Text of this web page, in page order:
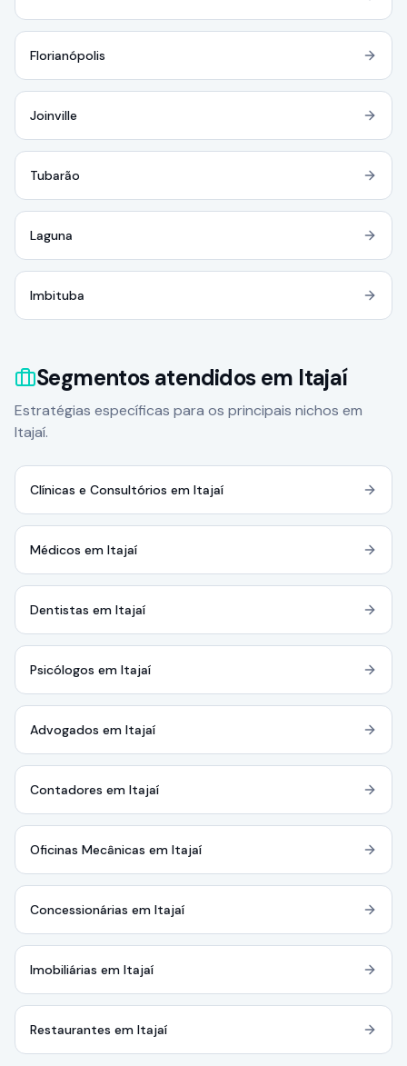
Florianópolis
Joinville
Tubarão
Laguna
Imbituba
Segmentos atendidos em Itajaí
Estratégias específicas para os principais nichos em
Itajaí.
Clínicas e Consultórios em Itajaí
Médicos em Itajaí
Dentistas em Itajaí
Psicólogos em Itajaí
Advogados em Itajaí
Contadores em Itajaí
Oficinas Mecânicas em Itajaí
Concessionárias em Itajaí
Imobiliárias em Itajaí
Restaurantes em Itajaí